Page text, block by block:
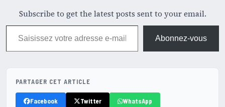
Subscribe to get the latest posts sent to your email.
Saisissez votre adresse e-mail…
Abonnez-vous
PARTAGER CET ARTICLE
Facebook Twitter WhatsApp